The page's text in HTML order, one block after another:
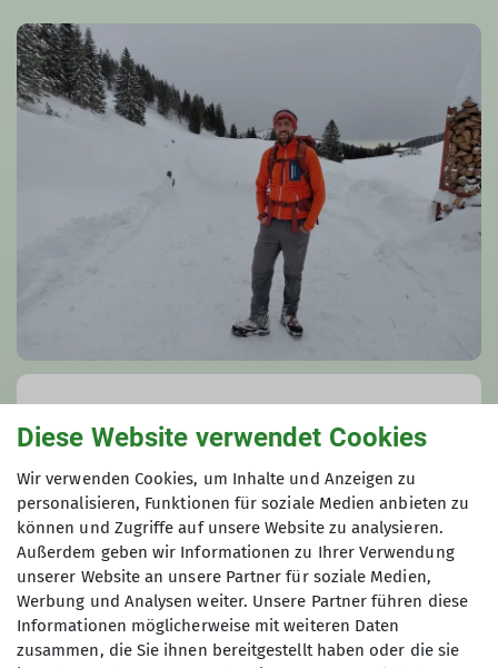
Klimaschutzkoordinator | Jugendleiter*in |
Anfrage senden
Diese Website verwendet Cookies
Wir verwenden Cookies, um Inhalte und Anzeigen zu
personalisieren, Funktionen für soziale Medien anbieten zu
können und Zugriffe auf unsere Website zu analysieren.
Außerdem geben wir Informationen zu Ihrer Verwendung
unserer Website an unsere Partner für soziale Medien,
Werbung und Analysen weiter. Unsere Partner führen diese
Informationen möglicherweise mit weiteren Daten
zusammen, die Sie ihnen bereitgestellt haben oder die sie